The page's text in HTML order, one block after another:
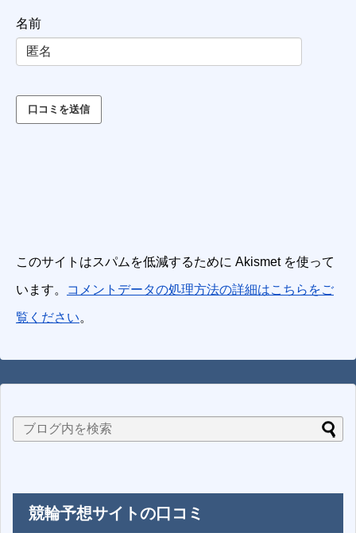
名前
このサイトはスパムを低減するために Akismet を使って
います。 コメントデータの処理方法の詳細はこちらをご
覧ください。
競輪予想サイトの口コミ